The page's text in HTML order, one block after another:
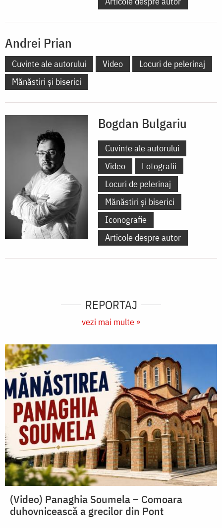
Andrei Prian
Cuvinte ale autorului Video
Locuri de pelerinaj
Mănăstiri și biserici
Bogdan Bulgariu
Cuvinte ale autorului
Video
Fotografii
Locuri de pelerinaj
Mănăstiri și biserici
Iconografie
Articole despre autor
REPORTAJ
vezi mai multe »
(Video) Panaghia Soumela – Comoara
duhovnicească a grecilor din Pont